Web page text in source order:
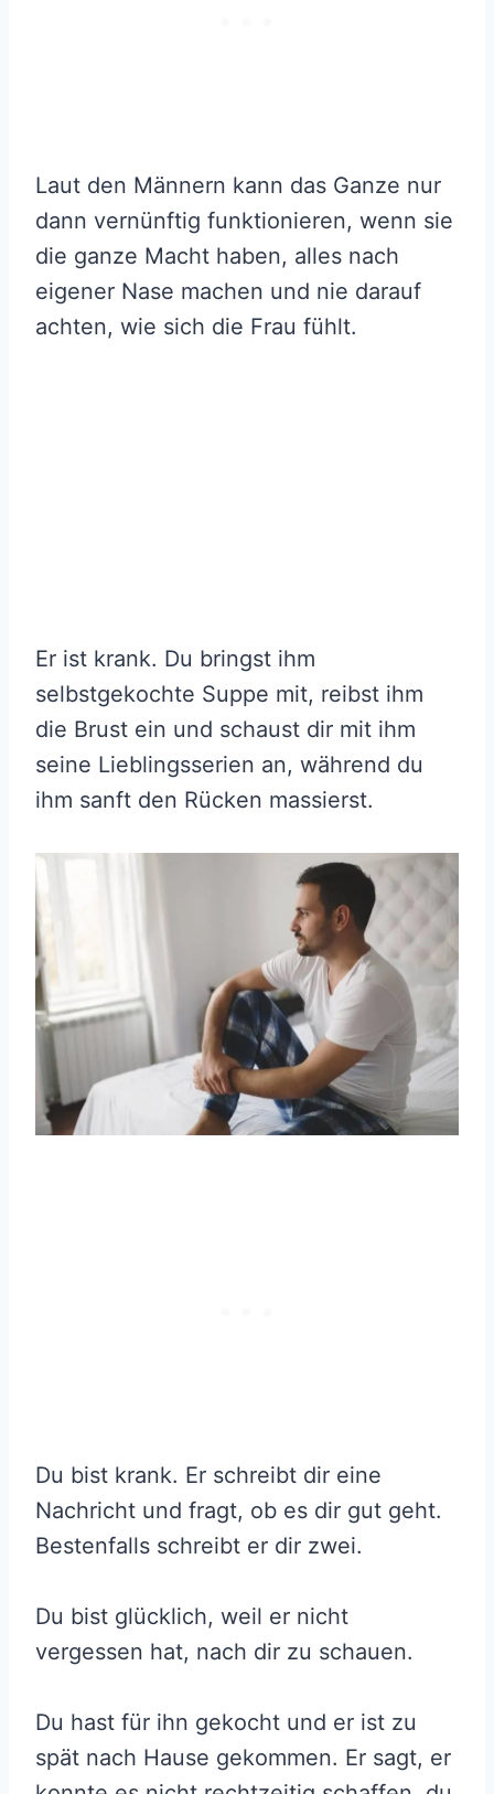
Laut den Männern kann das Ganze nur
dann vernünftig funktionieren, wenn sie
die ganze Macht haben, alles nach
eigener Nase machen und nie darauf
achten, wie sich die Frau fühlt.
Er ist krank. Du bringst ihm
selbstgekochte Suppe mit, reibst ihm
die Brust ein und schaust dir mit ihm
seine Lieblingsserien an, während du
ihm sanft den Rücken massierst.
Du bist krank. Er schreibt dir eine
Nachricht und fragt, ob es dir gut geht.
Bestenfalls schreibt er dir zwei.
Du bist glücklich, weil er nicht
vergessen hat, nach dir zu schauen.
Du hast für ihn gekocht und er ist zu
spät nach Hause gekommen. Er sagt, er